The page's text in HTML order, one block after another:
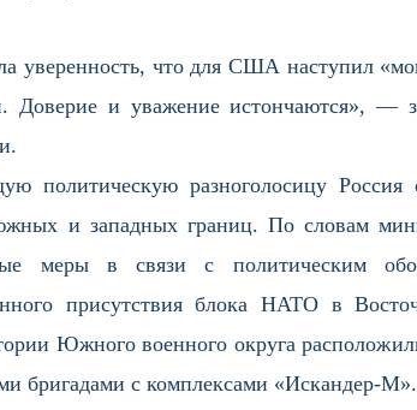
уверенность, что для США наступил
Доверие и уважение истончаются», —
политическую разноголосицу Россия
и западных границ. По словам
меры в связи с политическим
присутствия блока НАТО в
Южного военного округа
бригадами с комплексами «Искандер-М».